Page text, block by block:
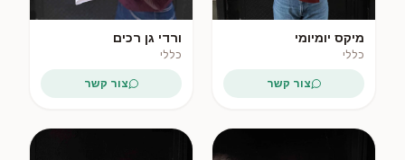
מיקס יומיומי
כללי
צור קשר
ורדי גן רכים
כללי
צור קשר